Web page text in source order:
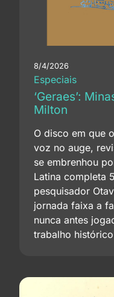
8/4/2026
Especiais
‘Geraes’:
Milton
O disco em que
voz no auge,
se embrenhou
Latina completa
pesquisador
jornada faixa a
nunca antes
trabalho